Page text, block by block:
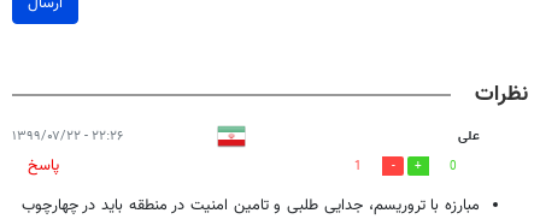
نظرات
علی ۲۲:۲۶ - ۱۳۹۹/۰۷/۲۲
0
1
پاسخ
مبارزه با تروریسم، جدایی طلبی و تامین امنیت در منطقه باید در چهارچوب